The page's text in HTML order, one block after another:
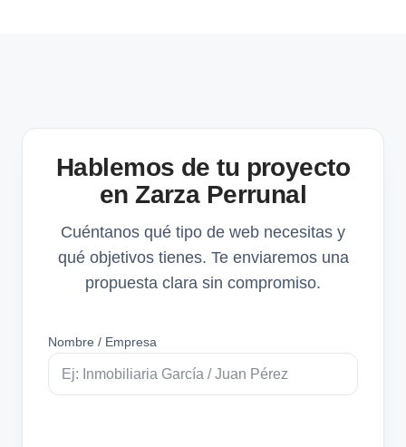
Hablemos de tu proyecto
en Zarza Perrunal
Cuéntanos qué tipo de web necesitas y
qué objetivos tienes. Te enviaremos una
propuesta clara sin compromiso.
Nombre / Empresa